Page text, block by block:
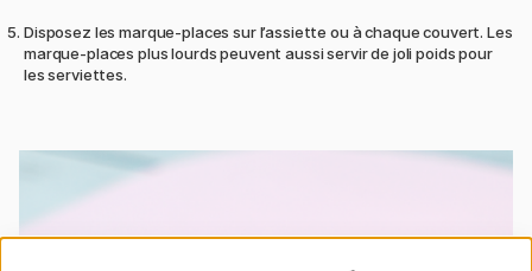
Disposez les marque-places sur l’assiette ou à chaque couvert. Les
marque-places plus lourds peuvent aussi servir de joli poids pour
les serviettes.